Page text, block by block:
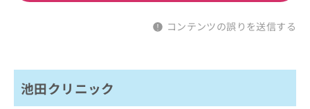
コンテンツの誤りを送信する
池田クリニック